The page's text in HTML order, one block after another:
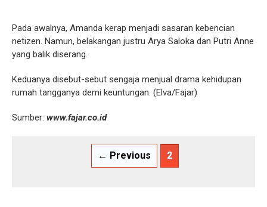
Pada awalnya, Amanda kerap menjadi sasaran kebencian
netizen. Namun, belakangan justru Arya Saloka dan Putri Anne
yang balik diserang.
Keduanya disebut-sebut sengaja menjual drama kehidupan
rumah tangganya demi keuntungan. (Elva/Fajar)
Sumber: www.fajar.co.id
← Previous 2